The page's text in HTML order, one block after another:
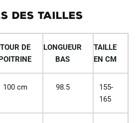
DES TAILLES
TOUR DE
LONGUEUR
BAS
TAILLE
EN CM
100 cm 98.5
155-
165